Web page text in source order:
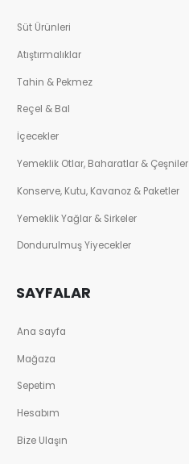
Süt Ürünleri
Atıştırmalıklar
Tahin & Pekmez
Reçel & Bal
İçecekler
Yemeklik Otlar, Baharatlar & Çeşniler
Konserve, Kutu, Kavanoz & Paketler
Yemeklik Yağlar & Sirkeler
Dondurulmuş Yiyecekler
SAYFALAR
Ana sayfa
Mağaza
Sepetim
Hesabım
Bize Ulaşın